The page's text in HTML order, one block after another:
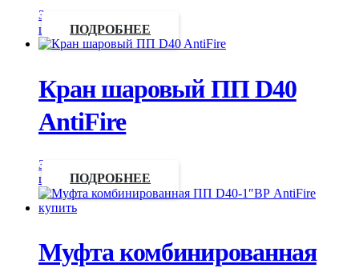
Запросить
цену
ПОДРОБНЕЕ
Кран шаровый ПП D40
AntiFire
Запросить
цену
ПОДРОБНЕЕ
Муфта комбинированная